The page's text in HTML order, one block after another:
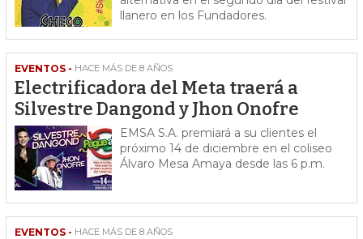
llanero en los Fundadores.
EVENTOS - HACE MÁS DE 8 AÑOS
Electrificadora del Meta traerá a
Silvestre Dangond y Jhon Onofre
EMSA S.A. premiará a su clientes el
próximo 14 de diciembre en el coliseo
Álvaro Mesa Amaya desde las 6 p.m.
EVENTOS - HACE MÁS DE 8 AÑOS